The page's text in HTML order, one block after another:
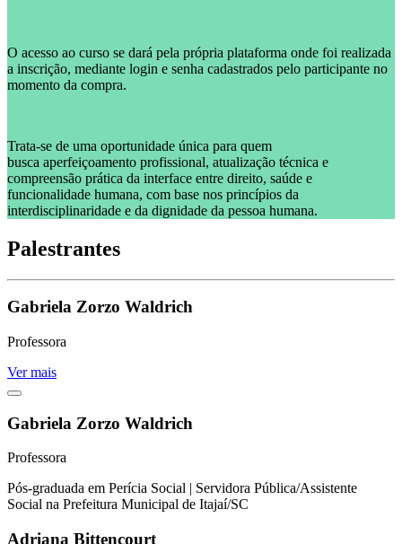
O acesso ao curso se dará pela própria plataforma onde foi realizada
a inscrição, mediante login e senha cadastrados pelo participante no
momento da compra.
Trata-se de uma oportunidade única para quem
busca aperfeiçoamento profissional, atualização técnica e
compreensão prática da interface entre direito, saúde e
funcionalidade humana, com base nos princípios da
interdisciplinaridade e da dignidade da pessoa humana.
Palestrantes
Gabriela Zorzo Waldrich
Professora
Ver mais
Gabriela Zorzo Waldrich
Professora
Pós-graduada em Perícia Social | Servidora Pública/Assistente
Social na Prefeitura Municipal de Itajaí/SC
Adriana Bittencourt